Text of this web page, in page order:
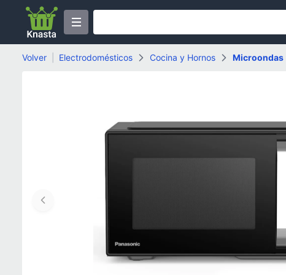
Volver Electrodomésticos Cocina y Hornos Microondas